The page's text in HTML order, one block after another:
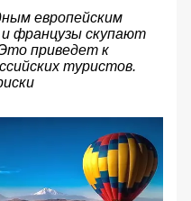
европейским
французы скупают
приведет к
туристов.